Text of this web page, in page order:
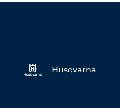
Husqvarna